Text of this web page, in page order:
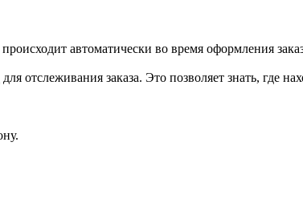
автоматически во время оформления
отслеживания заказа. Это позволяет знать, где